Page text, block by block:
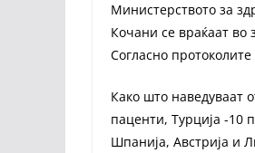
Министерството за
Кочани се враќаат во
Согласно
Како што наведуваат
паценти, Турција -10
Шпанија, Австрија и